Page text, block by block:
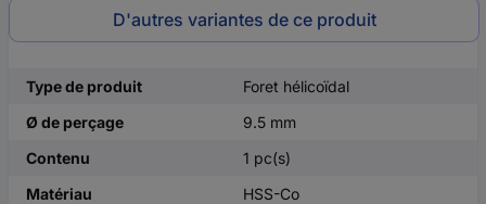
D'autres variantes de ce produit
Type de produit
Foret hélicoïdal
Ø de perçage
9.5 mm
Contenu
1 pc(s)
Matériau
HSS-Co